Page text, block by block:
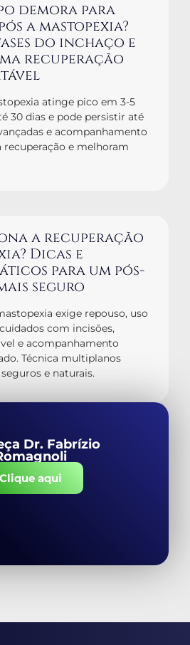
demora para
a mastopexia?
do inchaço e
recuperação
atinge pico em 3-5
30 dias e pode persistir até
e acompanhamento
recuperação e melhoram
a recuperação
Dicas e
para um pós-
seguro
exige repouso, uso
com incisões,
e acompanhamento
Técnica multiplanos
e naturais.
Dr. Fabrízio
Clique aqui